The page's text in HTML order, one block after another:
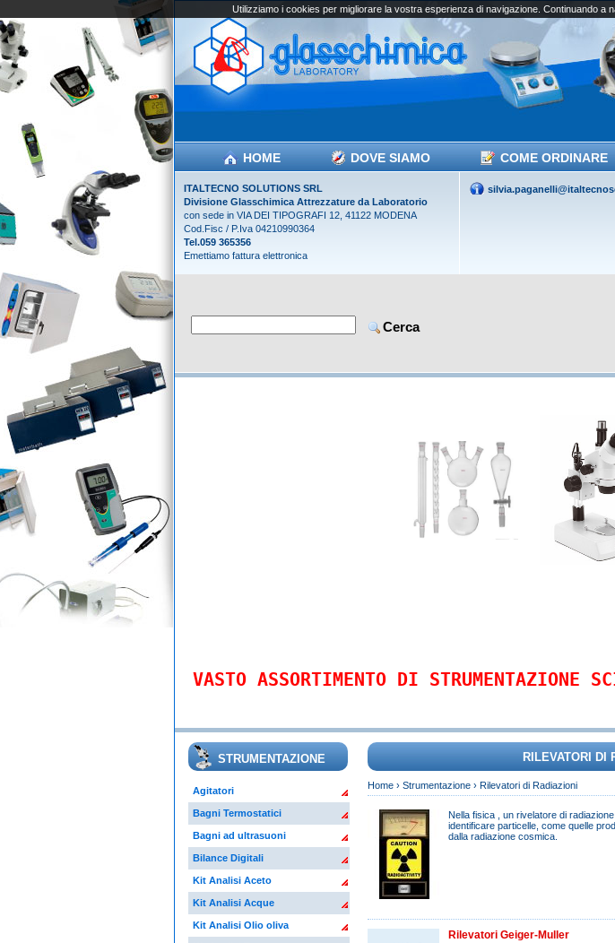
HOME DOVE SIAMO COME ORDINARE
ITALTECNO SOLUTIONS SRL
Divisione Glasschimica Attrezzature da Laboratorio
con sede in VIA DEI TIPOGRAFI 12, 41122 MODENA
Cod.Fisc / P.Iva 04210990364
Tel.059 365356
Emettiamo fattura elettronica
VASTO ASSORTIMENTO DI STRUMENTAZIONE
STRUMENTAZIONE
Agitatori
Bagni Termostatici
Bagni ad ultrasuoni
Bilance Digitali
Kit Analisi Aceto
Kit Analisi Acque
Kit Analisi Olio oliva
RILEVATORI DI
Home› Strumentazione› Rilevatori di Radiazioni
Nella fisica , un rivelatore di
identificare particelle, come quelle
dalla radiazione cosmica.
Rilevatori Geiger-Muller
Utilizziamo i cookies per migliorare la vostra esperienza di navigazione. Continuando a